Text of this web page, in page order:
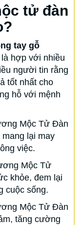
tử đàn
tay gỗ
hợp với nhiều
người tin rằng
tốt nhất cho
hỗ với mệnh
Mộc Tử Đàn
lại may
việc.
Mộc Tử
khỏe, đem lại
cuộc sống.
Mộc Tử Đàn
tăng cường